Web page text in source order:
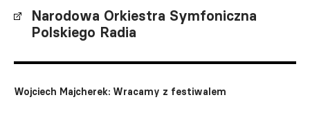
Narodowa Orkiestra Symfoniczna
Polskiego Radia
Wojciech Majcherek: Wracamy z festiwalem